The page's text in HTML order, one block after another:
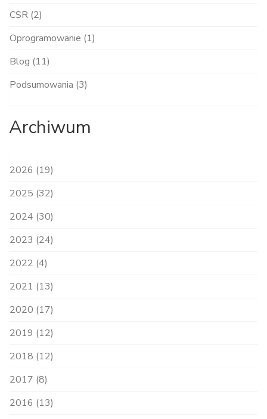
CSR (2)
Oprogramowanie (1)
Blog (11)
Podsumowania (3)
Archiwum
2026 (19)
2025 (32)
2024 (30)
2023 (24)
2022 (4)
2021 (13)
2020 (17)
2019 (12)
2018 (12)
2017 (8)
2016 (13)